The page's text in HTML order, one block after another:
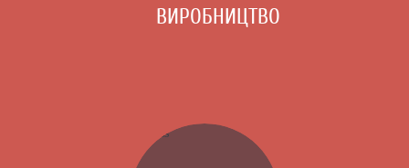
ВИРОБНИЦТВО